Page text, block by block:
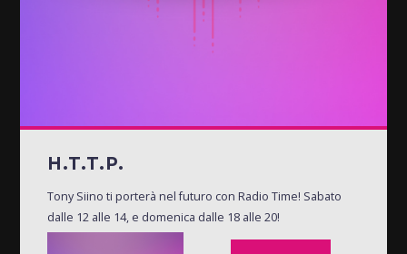
H.T.T.P.
Tony Siino ti porterà nel futuro con Radio Time! Sabato
dalle 12 alle 14, e domenica dalle 18 alle 20!